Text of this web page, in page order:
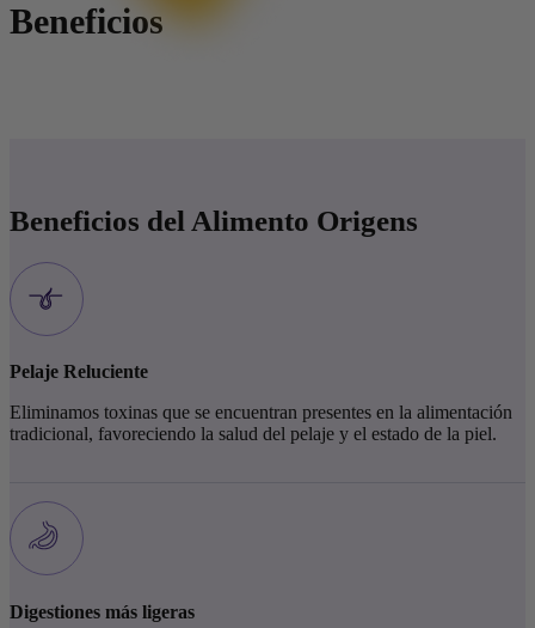
Beneficios
Beneficios del Alimento Origens
Pelaje Reluciente
Eliminamos toxinas que se encuentran presentes en la alimentación
tradicional, favoreciendo la salud del pelaje y el estado de la piel.
Digestiones más ligeras